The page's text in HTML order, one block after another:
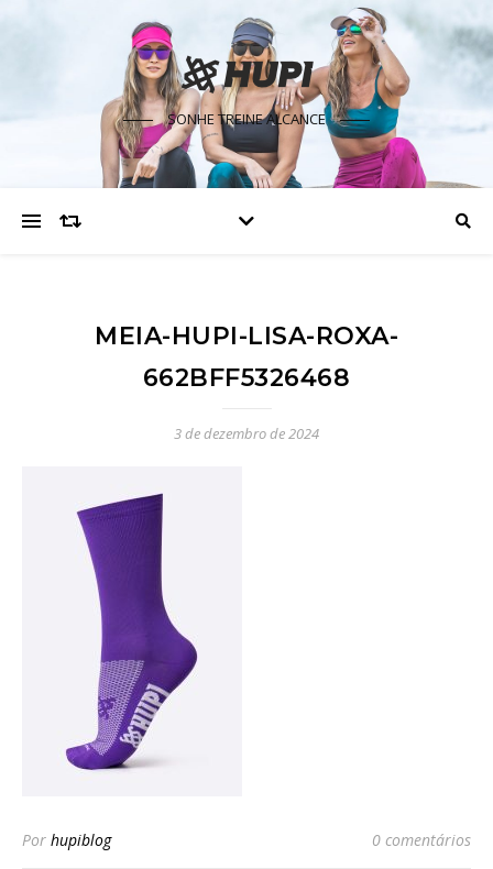
SONHE TREINE ALCANCE
MEIA-HUPI-LISA-ROXA-
662BFF5326468
3 de dezembro de 2024
Por hupiblog 0 comentários